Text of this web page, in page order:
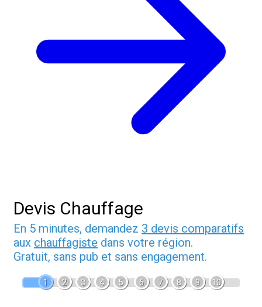
Devis Chauffage
En 5 minutes, demandez 3 devis comparatifs
aux chauffagiste dans votre région.
Gratuit, sans pub et sans engagement.
1 2 3 4 5 6 7 8 9 10